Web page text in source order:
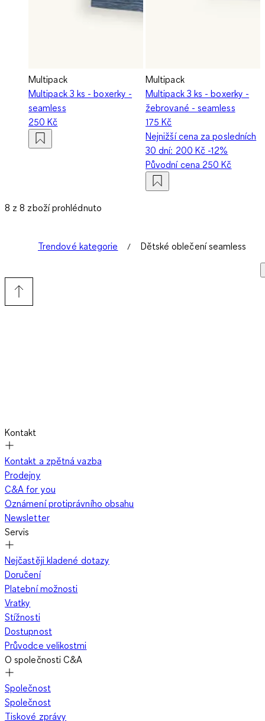
Multipack
Multipack 3 ks - boxerky -
seamless
250 Kč
Multipack
Multipack 3 ks - boxerky -
žebrované - seamless
175 Kč
Nejnižší cena za posledních
30 dní: 200 Kč -12%
Původní cena 250 Kč
8 z 8 zboží prohlédnuto
Trendové kategorie Dětské oblečení seamless
Kontakt
Kontakt a zpětná vazba
Prodejny
C&A for you
Oznámení protiprávního obsahu
Newsletter
Servis
Nejčastěji kladené dotazy
Doručení
Platební možnosti
Vratky
Stížnosti
Dostupnost
Průvodce velikostmi
O společnosti C&A
Společnost
Společnost
Tiskové zprávy